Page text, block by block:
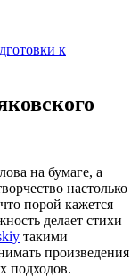
к
на бумаге, а
настолько
порой кажется
делает стихи
такими
произведения
подходов.